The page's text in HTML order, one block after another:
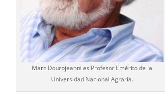
Marc Dourojeanni es Profesor Emérito de la
Universidad Nacional Agraria.